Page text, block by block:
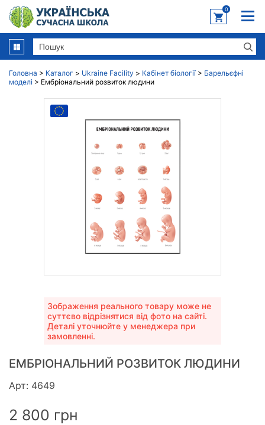
0
Головна > Каталог > Ukraine Facility > Кабінет біології> Барельєфні
моделі > Ембріональний розвиток людини
Зображення реального товару може не
суттєво відрізнятися від фото на сайті.
Деталі уточнюйте у менеджера при
замовленні.
ЕМБРІОНАЛЬНИЙ РОЗВИТОК ЛЮДИНИ
Арт: 4649
2 800 грн